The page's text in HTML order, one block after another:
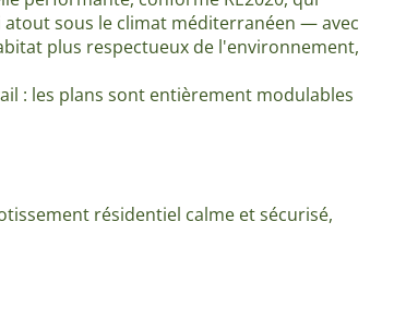
sous le climat méditerranéen — avec
plus respectueux de l'environnement,
: les plans sont entièrement modulables
résidentiel calme et sécurisé,